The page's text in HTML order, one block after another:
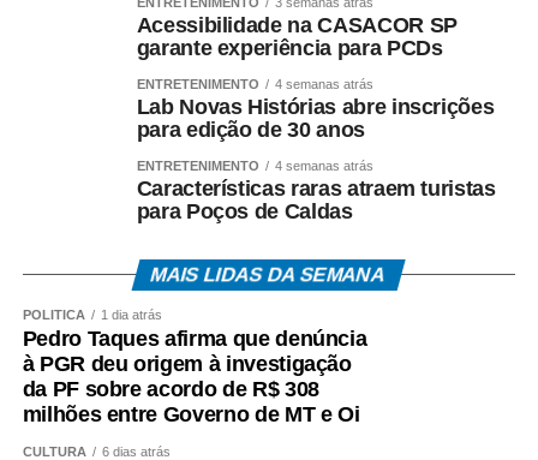
análise dos documentos apreendidos durante a
Operação Heritage.
A existência da investigação não representa condenação,
e todos os investigados têm assegurados os direitos ao
contraditório, à ampla defesa e à presunção de inocência.
O *Espia News* continuará acompanhando o andamento
manifestações oficiais das autoridades e das partes
COMENTE ABAIXO:
WhatsApp
Facebook
Twitter
Acessibilidade na CASACOR SP
garante experiência para PCDs
ENTRETENIMENTO 4 semanas atrás
Lab Novas Histórias abre inscrições
para edição de 30 anos
ENTRETENIMENTO 4 semanas atrás
Características raras atraem turistas
para Poços de Caldas
MAIS LIDAS DA SEMANA
POLÍTICA 1 dia atrás
Pedro Taques afirma que denúncia
à PGR deu origem à investigação
da PF sobre acordo de R$ 308
milhões entre Governo de MT e Oi
CULTURA 6 dias atrás